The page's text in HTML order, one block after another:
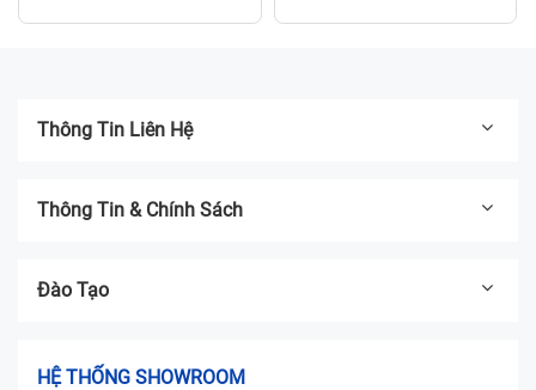
Thông Tin Liên Hệ
Thông Tin & Chính Sách
Đào Tạo
HỆ THỐNG SHOWROOM